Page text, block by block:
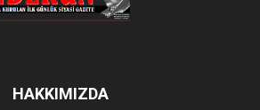
HAKKIMIZDA